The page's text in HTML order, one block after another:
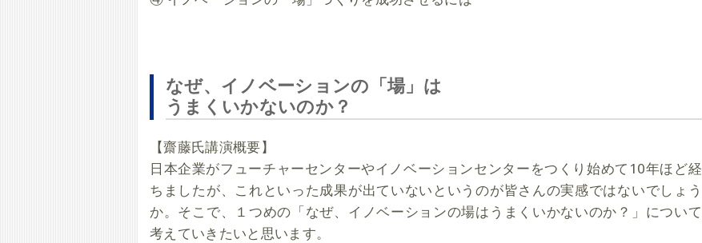
なぜ、イノベーションの「場」は
うまくいかないのか？
【齋藤氏講演概要】
日本企業がフューチャーセンターやイノベーションセンターをつくり始めて10年ほど経
ちましたが、これといった成果が出ていないというのが皆さんの実感ではないでしょう
か。そこで、１つめの「なぜ、イノベーションの場はうまくいかないのか？」について
考えていきたいと思います。